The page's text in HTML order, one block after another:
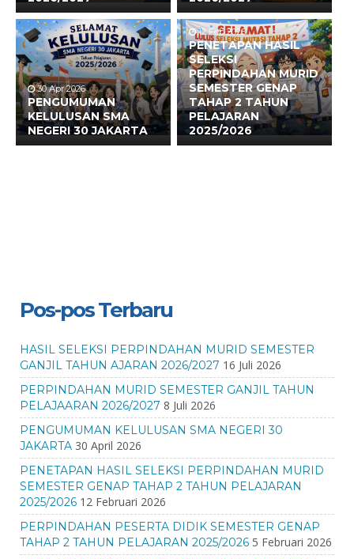
30 Apr 2026
PENGUMUMAN
KELULUSAN SMA
NEGERI 30 JAKARTA
12 Feb 2026
PENETAPAN HASIL
SELEKSI
PERPINDAHAN MURID
SEMESTER GENAP
TAHAP 2 TAHUN
PELAJARAN
2025/2026
Pos-pos Terbaru
HASIL SELEKSI PERPINDAHAN MURID SEMESTER
GANJIL TAHUN AJARAN 2026/2027 16 Juli 2026
PERPINDAHAN MURID SEMESTER GANJIL TAHUN
PELAJAARAN 2026/2027 8 Juli 2026
PENGUMUMAN KELULUSAN SMA NEGERI 30
JAKARTA 30 April 2026
PENETAPAN HASIL SELEKSI PERPINDAHAN MURID
SEMESTER GENAP TAHAP 2 TAHUN PELAJARAN
2025/2026 12 Februari 2026
PERPINDAHAN PESERTA DIDIK SEMESTER GENAP
TAHAP 2 TAHUN PELAJARAN 2025/2026 5 Februari 2026